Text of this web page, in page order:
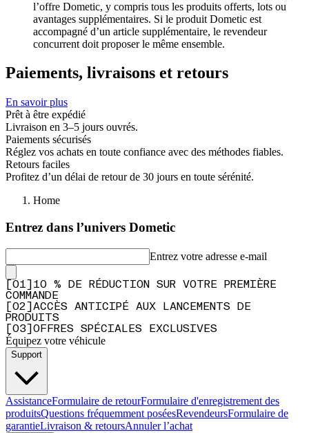
l’offre Dometic, y compris tous les produits offerts, lots ou
avantages supplémentaires. Si le produit Dometic est
accompagné d’un article supplémentaire, le revendeur
concurrent doit proposer le même ensemble.
Paiements, livraisons et retours
En savoir plus
Prêt à être expédié
Livraison en 3–5 jours ouvrés.
Paiements sécurisés
Réglez vos achats en toute confiance avec des méthodes fiables.
Retours faciles
Profitez d’un délai de retour de 30 jours en toute sérénité.
Home
Entrez dans l’univers Dometic
Entrez votre adresse e-mail
01
10 % DE RÉDUCTION SUR VOTRE PREMIÈRE
COMMANDE
02
ACCÈS ANTICIPÉ AUX LANCEMENTS DE
PRODUITS
03 OFFRES SPÉCIALES EXCLUSIVES
Équipez votre véhicule
Support
AssistanceFormulaire de retourFormulaire d'enregistrement des
produitsQuestions fréquemment poséesRevendeursFormulaire de
garantieLivraison & retoursAnnuler l’achat